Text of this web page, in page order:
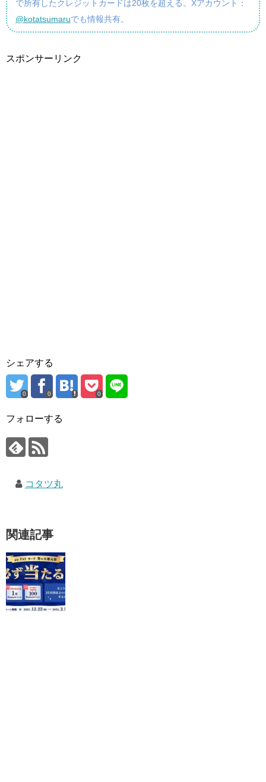
で所有したクレジットカードは20枚を超える。Xアカウント：
@kotatsumaruでも情報共有。
スポンサーリンク
シェアする
0 0 0
フォローする
コタツ丸
関連記事